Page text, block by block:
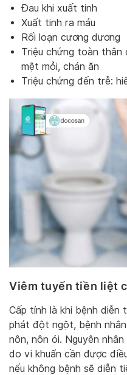
Đau khi xuất tinh
Xuất tinh ra máu
Rối loạn cương dương
Triệu chứng toàn thân
mệt mỏi, chán ăn
Triệu chứng đến trễ:
Viêm tuyến tiền liệt
Cấp tính là khi bệnh diễn
phát đột ngột, bệnh
nôn, nôn ói. Nguyên
do vi khuẩn cần được
nếu không bệnh sẽ diễn